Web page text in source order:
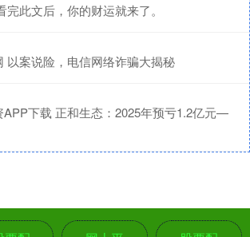
完此文后，你的财运就来了。
以案说险，电信网络诈骗大揭秘
APP下载 正和生态：2025年预亏1.2亿元—